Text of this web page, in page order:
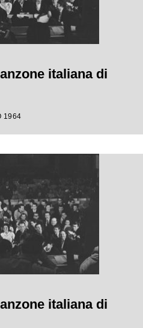
italiana di
1964
italiana di